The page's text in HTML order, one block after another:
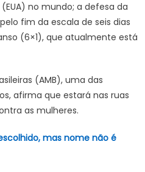
no mundo; a defesa da
fim da escala de seis dias
(6×1), que atualmente está
(AMB), uma das
afirma que estará nas ruas
as mulheres.
mas nome não é